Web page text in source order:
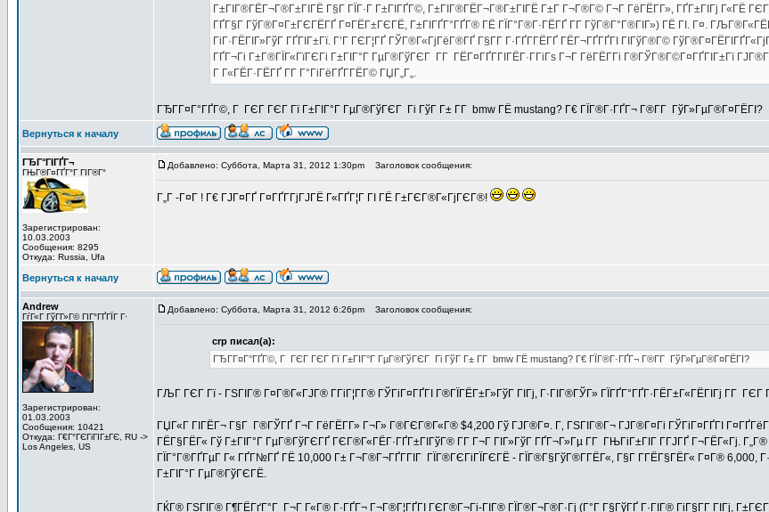
Г±ГІГ®ГЁГ¬Г®Г±ГІГЁ Г§Г ГЇГ·Г Г±ГІГҐГ©, Г±ГІГ®ГЁГ¬Г®Г±ГІГЁ Г±Г Г¬Г®Г© Г¬Г ГёГЁГ­Г», ГҐГ±ГІГј Г«ГЁ
ГҐГ§Г ГўГ®Г¤Г±ГЄГЁГҐ Г¤ГЁГ±ГЄГЁ, Г±ГІГҐГ°ГҐГ® ГЁ ГЇГ°Г®Г·ГЁГҐ Г­Г ГўГ®Г°Г®ГІГ») ГЁ ГІ. Г¤.
ГіГ·ГЁГІГ»ГўГ ГҐГІГ±Гї. Г’Г ГЄГ¦ГҐ ГЎГ®Г«ГјГёГ®ГҐ Г§Г­Г Г·ГҐГ­ГЁГҐ ГЁГ¬ГҐГҐГІ ГІГўГ®Г©
ГҐГ¬Гі Г±Г®ГЇГ«ГїГЄГі Г±ГІГ°Г ГµГ®ГўГЄГ Г­Г ГЁГ¤ГҐГ­ГІГЁГ·Г­ГіГѕ Г¬Г ГёГЁГ­Гі Г®ГЎГ®Г©Г¤ГҐГІГ±Гї
Г Г«ГЁГ·ГЁГҐ Г­Г Г°ГіГёГҐГ­ГЁГ© ГЏГ„Г„.
ГЂГ­Г¤Г°ГҐГ©, Г ГЄГ ГЄГ Гї Г±ГІГ°Г ГµГ®ГўГЄГ Гі ГўГ Г± Г­Г bmw ГЁ mustang? Г€ ГЇГ®Г·ГҐГ¬ Г®Г­Г ГўГ»ГµГ®Г¤ГЁГІ?
Вернуться к началу
ГЂГ°ГІГҐГ¬
ГЊГ®Г¤ГҐГ°Г ГІГ®Г°
Зарегистрирован:
10.03.2003
Сообщения: 8295
Откуда: Russia, Ufa
Добавлено: Суббота, Марта 31, 2012 1:30pm Заголовок сообщения:
Г„Г -Г¤Г ! Г€ ГЈГ¤ГҐ Г¤ГҐГ­ГјГЈГЁ Г«ГҐГ¦Г ГІ ГЁ Г±ГЄГ®Г«ГјГЄГ®!
Вернуться к началу
Andrew
ГѓГ«Г ГўГ­Г»Г© ГІГ°ГҐГЇГ Г·
Зарегистрирован:
01.03.2003
Сообщения: 10421
Откуда: Г€Г°ГЄГіГІГ±ГЄ, RU ->
Los Angeles, US
Добавлено: Суббота, Марта 31, 2012 6:26pm Заголовок сообщения:
crp писал(а):
ГЂГ­Г¤Г°ГҐГ©, Г ГЄГ ГЄГ Гї Г±ГІГ°Г ГµГ®ГўГЄГ Гі ГўГ Г± Г­Г bmw ГЁ mustang? Г€ ГЇГ®Г·ГҐГ¬ Г®Г­Г ГўГ»ГµГ®Г¤ГЁГІ?
ГЉГ ГЄГ Гї - ГЅГІГ® Г¤Г®Г«ГЈГ® Г­ГіГ¦Г­Г® ГЎГіГ¤ГҐГІ Г®ГЇГЁГ±Г»ГўГ ГІГј, Г·ГІГ®ГЎГ» ГЇГҐГ°ГҐГ·ГЁГ±Г«ГЁГІГј Г­Г
ГЏГ«Г ГІГЁГ¬ Г§Г Г®ГЎГҐ Г¬Г ГёГЁГ­Г» Г¬Г» Г®ГЄГ®Г«Г® $4,200 Гў ГЈГ®Г¤. Г‚ ГЅГІГ®Г¬ ГЈГ®Г¤Гі ГЎГіГ¤ГҐГІ
ГЁГ§ГЁГ« Гў Г±ГІГ°Г ГµГ®ГўГЄГҐ ГЄГ®Г«ГЁГ·ГҐГ±ГІГўГ® Г­Г Г¬Г ГІГ»ГўГ ГҐГ¬Г»Гµ Г­Г ГЊГіГ±ГІГ Г­ГЈГҐ Г¬ГЁГ«Гј.
ГЇГ°Г®ГҐГµГ Г« ГҐГ№ГҐ ГЁ 10,000 Г± Г¬Г®Г¬ГҐГ­ГІГ ГЇГ®ГЄГіГЇГЄГЁ - ГЇГ®Г§ГўГ®Г­ГЁГ«, Г§Г Г­ГЁГ§ГЁГ« Г¤Г® 6,000,
Г±ГІГ°Г ГµГ®ГўГЄГЁ.
ГЌГ® ГЅГІГ® Г¶ГЁГґГ°Г Г¬Г Г«Г® Г·ГҐГ¬ Г¬Г®Г¦ГҐГІ ГЄГ®Г¬Гі-ГІГ® ГЇГ®Г¬Г®Г·Гј (Г°Г Г§ГўГҐ Г·ГІГ® ГіГ§Г­Г ГІГј,